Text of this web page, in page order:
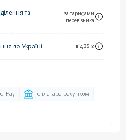
та
за тарифами
перевізника
по Україні від 35 ₴
оплата за рахунком